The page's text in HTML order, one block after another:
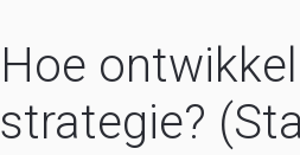
Hoe
strategie?